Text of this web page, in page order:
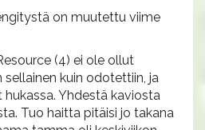
on muutettu viime
(4) ei ole ollut
kuin odotettiin, ja
Yhdestä kaviosta
Tuo haitta pitäisi jo takana